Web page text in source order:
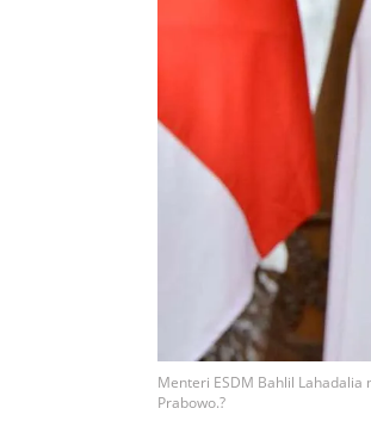
Menteri ESDM Bahlil
Prabowo.?